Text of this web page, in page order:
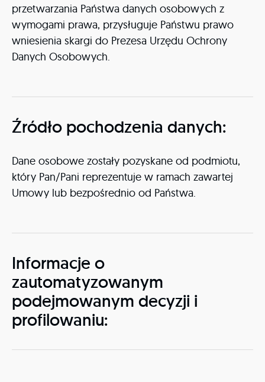
przetwarzania Państwa danych osobowych z
wymogami prawa, przysługuje Państwu prawo
wniesienia skargi do Prezesa Urzędu Ochrony
Danych Osobowych.
Źródło pochodzenia danych:
Dane osobowe zostały pozyskane od podmiotu,
który Pan/Pani reprezentuje w ramach zawartej
Umowy lub bezpośrednio od Państwa.
Informacje o
zautomatyzowanym
podejmowanym decyzji i
profilowaniu: